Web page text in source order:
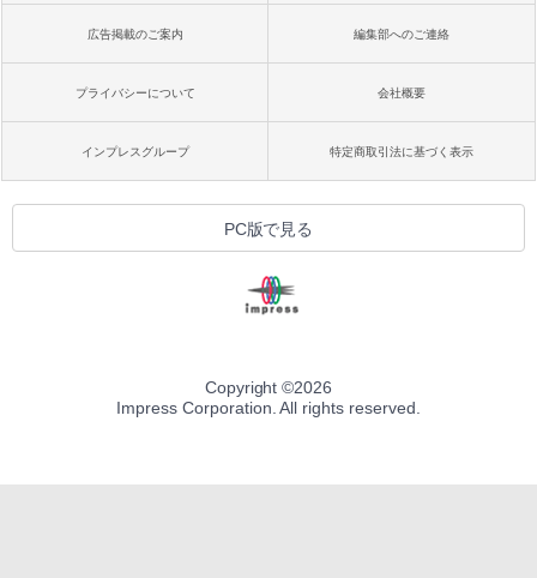
Robloxギフトカード - 1000 Robux 【限
定バーチャルアイテムを含む】 【オンラ
インゲームコード】 ロブロックス |オン
ラインコード版
ト): Java & Bedrock Edition | オンライ
ンコード版
￥3,600
1冊ですべて身につくHTML & CSSとWe
bデザイン入門講座［第2版］
￥1,292
ードウェア・市販ソフトウェアのパーフ
ェクトリストと最新エミュレータ紹介
Amazon Kindle Colorsoft | 16GBストレ
ージ、防水、7インチカラーディスプレ
イ、色調調節ライト、最大8週間持続バッ
テリー、広告無し、ブラック (2025年発
売)
￥31,980
New Amazon Kindle Scribe Colorsoft |
11インチカラーディスプレイ、64GBスト
き、グラファイト
￥115,980
広告掲載のご案内 編集部へのご連絡
プライバシーについて 会社概要
インプレスグループ 特定商取引法に基づく表示
PC版で見る
Copyright ©2026
Impress Corporation. All rights reserved.